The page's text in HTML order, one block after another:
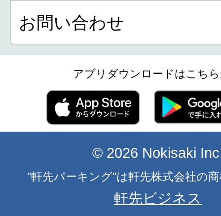
お問い合わせ
アプリダウンロードはこち
© 2026 Nokisaki
"軒先パーキング"は軒先株式会社の
軒先ビジネス